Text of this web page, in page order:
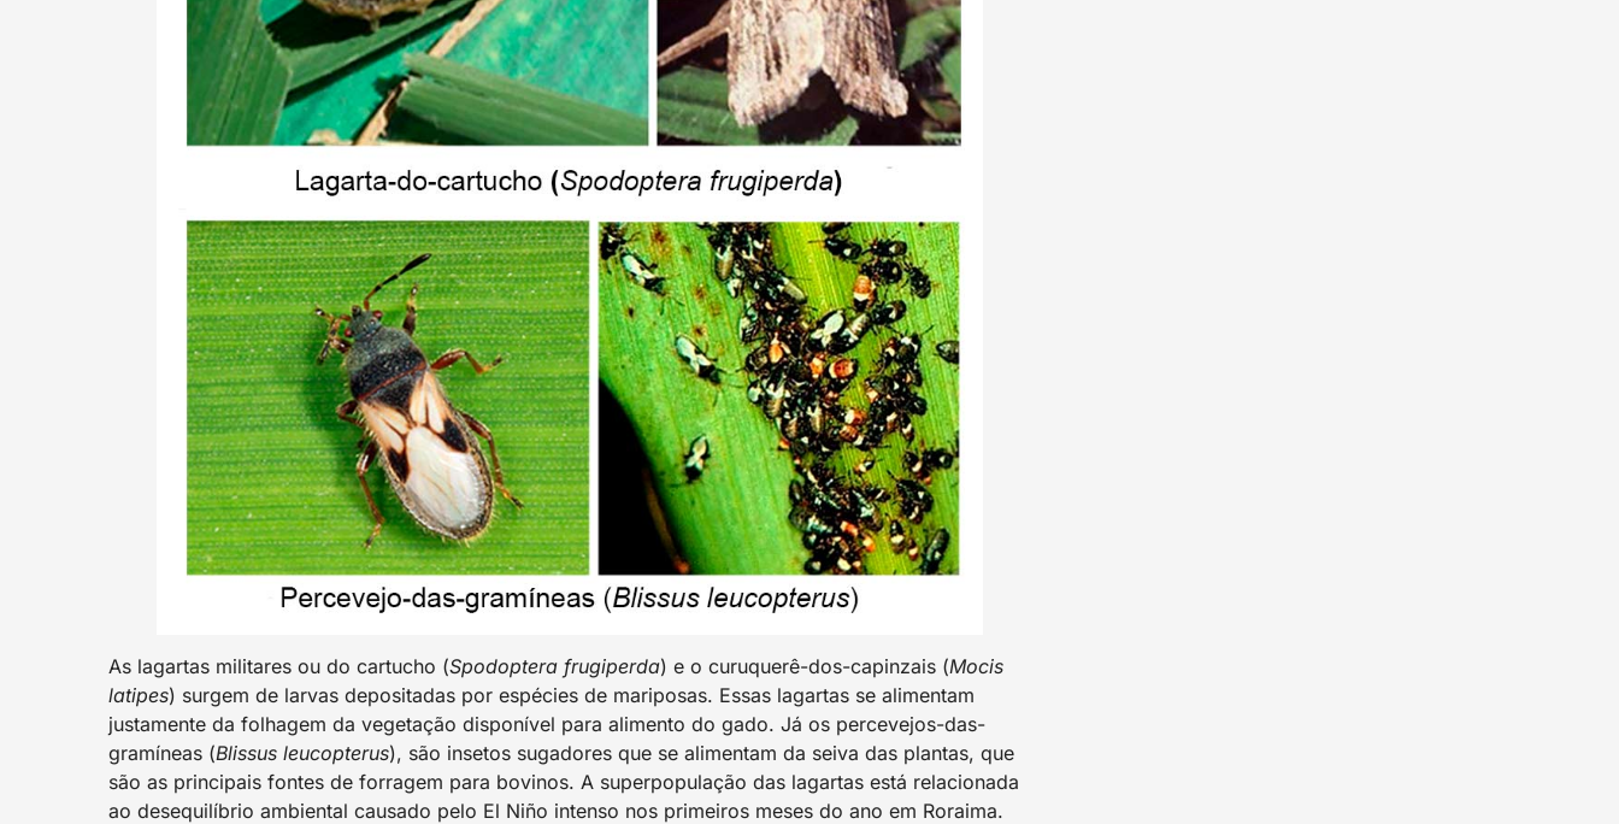
As lagartas militares ou do cartucho (Spodoptera frugiperda) e o curuquerê-dos-capinzais (Mocis
latipes) surgem de larvas depositadas por espécies de mariposas. Essas lagartas se alimentam
justamente da folhagem da vegetação disponível para alimento do gado. Já os percevejos-das-
gramíneas (Blissus leucopterus), são insetos sugadores que se alimentam da seiva das plantas, que
são as principais fontes de forragem para bovinos. A superpopulação das lagartas está relacionada
ao desequilíbrio ambiental causado pelo El Niño intenso nos primeiros meses do ano em Roraima.